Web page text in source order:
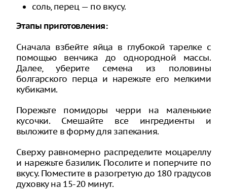
соль, перец — по вкусу.
Этапы приготовления:
Сначала взбейте яйца в глубокой тарелке с
помощью венчика до однородной массы.
Далее, уберите семена из половины
болгарского перца и нарежьте его мелкими
кубиками.
Порежьте помидоры черри на маленькие
кусочки. Смешайте все ингредиенты и
выложите в форму для запекания.
Сверху равномерно распределите моцареллу
и нарежьте базилик. Посолите и поперчите по
вкусу. Поместите в разогретую до 180 градусов
духовку на 15-20 минут.